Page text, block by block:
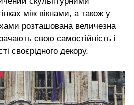
між вікнами, а також у
розташована величезна
свою самостійність і
своєрідного декору.